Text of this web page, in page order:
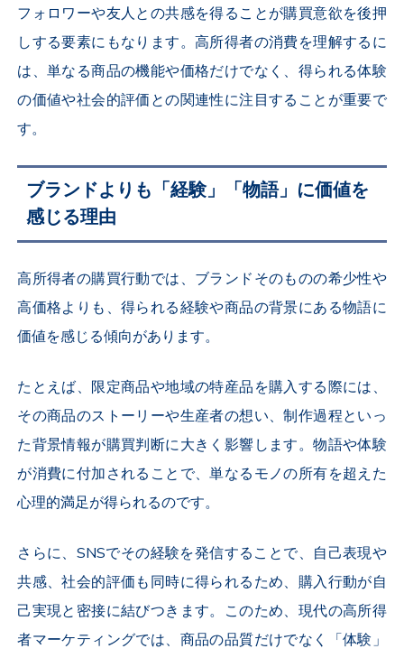
フォロワーや友人との共感を得ることが購買意欲を後押
しする要素にもなります。高所得者の消費を理解するに
は、単なる商品の機能や価格だけでなく、得られる体験
の価値や社会的評価との関連性に注目することが重要で
す。
ブランドよりも「経験」「物語」に価値を
感じる理由
高所得者の購買行動では、ブランドそのものの希少性や
高価格よりも、得られる経験や商品の背景にある物語に
価値を感じる傾向があります。
たとえば、限定商品や地域の特産品を購入する際には、
その商品のストーリーや生産者の想い、制作過程といっ
た背景情報が購買判断に大きく影響します。物語や体験
が消費に付加されることで、単なるモノの所有を超えた
心理的満足が得られるのです。
さらに、SNSでその経験を発信することで、自己表現や
共感、社会的評価も同時に得られるため、購入行動が自
己実現と密接に結びつきます。このため、現代の高所得
者マーケティングでは、商品の品質だけでなく「体験」